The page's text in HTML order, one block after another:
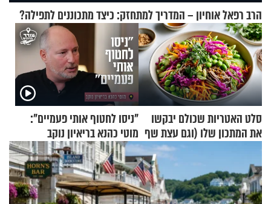
הרב רפאל אוחיון – המדריך למתחזק: כיצד מתכוננים לתפילה?
סלט האטריות שכולם יבקשו
את המתכון שלו (וגם עצת שף
להגשת הרוטב)
"ניסו לחטוף אותי פעמיים":
מוטי כהנא בריאיון נוקב